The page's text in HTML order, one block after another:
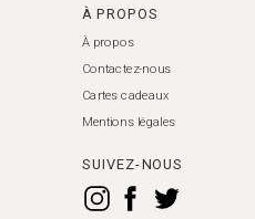
À PROPOS
À propos
Contactez-nous
Cartes cadeaux
Mentions légales
SUIVEZ-NOUS